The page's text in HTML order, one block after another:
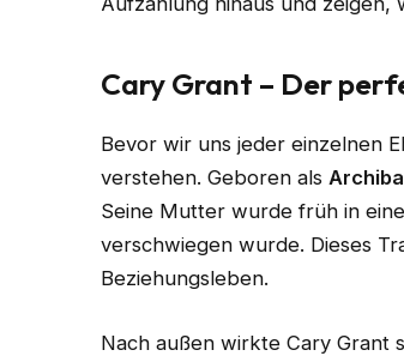
Cary Grant – Der
Bevor wir uns jeder einzelnen
verstehen. Geboren als
Seine Mutter wurde früh in
verschwiegen wurde. Dieses
Beziehungsleben.
Nach außen wirkte Cary Grant